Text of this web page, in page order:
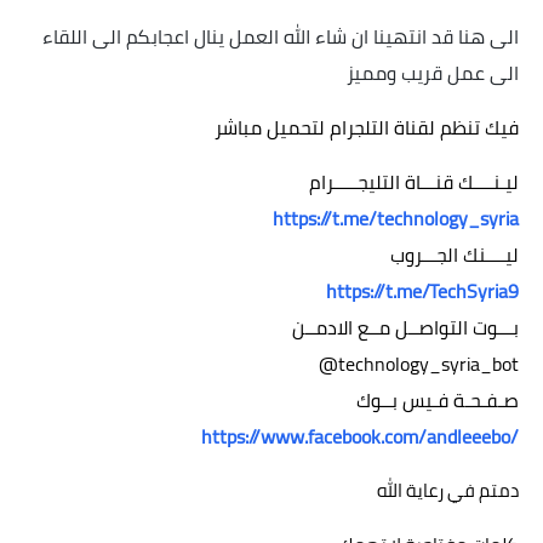
الى عمل قريب ومميز
فيك تنظم لقناة التلجرام لتحميل مباشر
ليـنــــك قنـــاة التليجـــــرام
https://t.me/technology_syria
ليــــنك الجـــروب
https://t.me/TechSyria9
بـــوت التواصــل مــع الادمــن
@technology_syria_bot
صـفـحـة فـيس بــوك
https://www.facebook.com/andleeebo/
دمتم في رعاية الله